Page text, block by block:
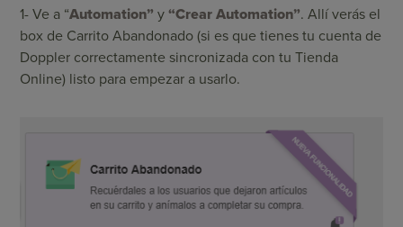
1- Ve a “Automation” y“Crear Automation”. Allí verás el
box de Carrito Abandonado (si es que tienes tu cuenta de
Doppler correctamente sincronizada con tu Tienda
Online) listo para empezar a usarlo.